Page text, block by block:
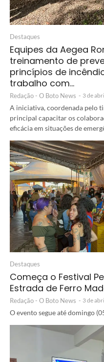
Destaques
Equipes da Aegea
treinamento de
princípios de
trabalho com…
Redação - O Boto News - 3 de
A iniciativa, coordenada pelo
principal capacitar os
eficácia em situações de
Destaques
Começa o Festival
Estrada de Ferro
Redação - O Boto News - 3 de
O evento segue até domingo